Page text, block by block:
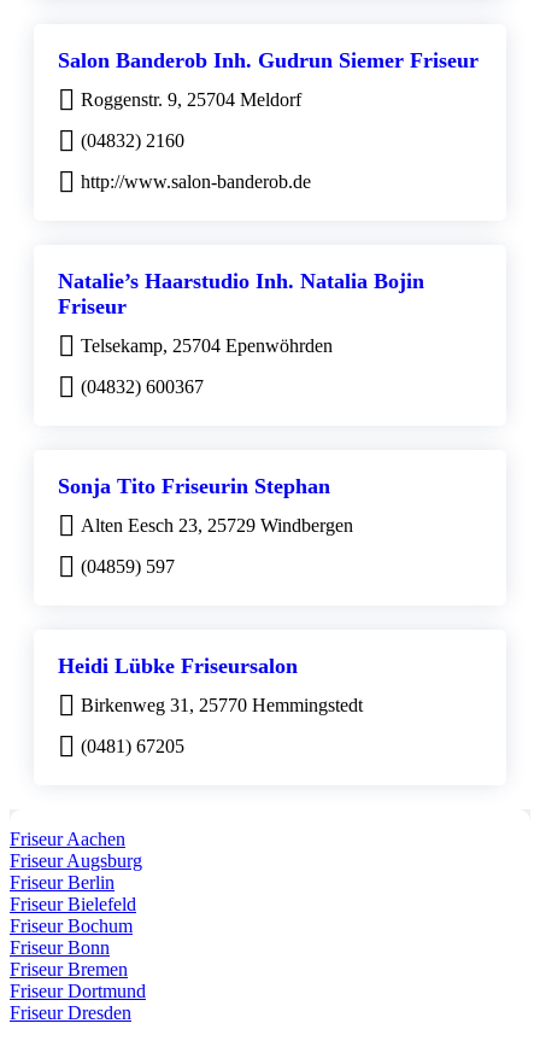
Salon Banderob Inh. Gudrun Siemer Friseur
Roggenstr. 9, 25704 Meldorf
(04832) 2160
http://www.salon-banderob.de
Natalie’s Haarstudio Inh. Natalia Bojin
Friseur
Telsekamp, 25704 Epenwöhrden
(04832) 600367
Sonja Tito Friseurin Stephan
Alten Eesch 23, 25729 Windbergen
(04859) 597
Heidi Lübke Friseursalon
Birkenweg 31, 25770 Hemmingstedt
(0481) 67205
Friseur Aachen
Friseur Augsburg
Friseur Berlin
Friseur Bielefeld
Friseur Bochum
Friseur Bonn
Friseur Bremen
Friseur Dortmund
Friseur Dresden